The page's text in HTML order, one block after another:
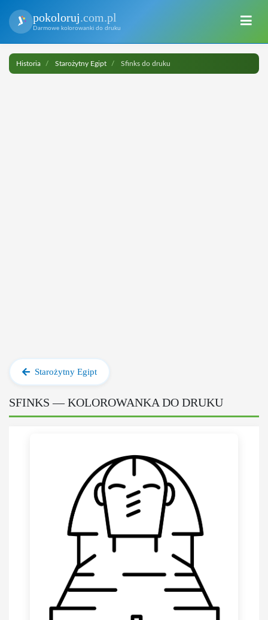
pokoloruj.com.pl
Darmowe kolorowanki do druku
Historia Starożytny Egipt Sfinks do druku
Starożytny Egipt
SFINKS — KOLOROWANKA DO DRUKU